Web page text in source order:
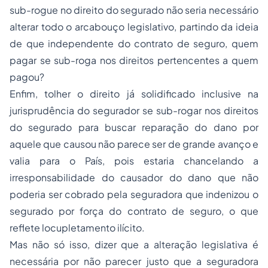
sub-rogue no direito do segurado não seria necessário
alterar todo o arcabouço legislativo, partindo da ideia
de que independente do contrato de seguro, quem
pagar se sub-roga nos direitos pertencentes a quem
pagou?
Enfim, tolher o direito já solidificado inclusive na
jurisprudência do segurador se sub-rogar nos direitos
do segurado para buscar reparação do dano por
aquele que causou não parece ser de grande avanço e
valia para o País, pois estaria chancelando a
irresponsabilidade do causador do dano que não
poderia ser cobrado pela seguradora que indenizou o
segurado por força do contrato de seguro, o que
reflete locupletamento ilícito.
Mas não só isso, dizer que a alteração legislativa é
necessária por não parecer justo que a seguradora